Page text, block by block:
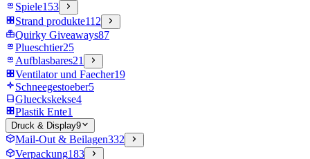
Spiele153
Strand produkte112
Quirky Giveaways87
Plueschtier25
Aufblasbares21
Ventilator und Faecher19
Schneegestoeber5
Glueckskekse4
Plastik Ente1
Druck & Display9
Mail-Out & Beilagen332
Verpackung183